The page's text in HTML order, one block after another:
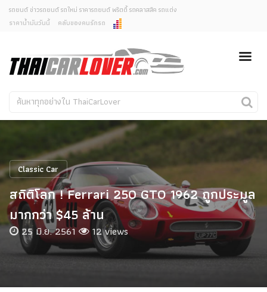
ยกเลิกการแจ้งเตือน
คุณต้องการยกเลิกการแจ้งเตือนข่าวสารเมื่อมีการอัพเดต
ใช่หรือไม่?
ไม่
รถยนต์ ข่าวรถยนต์ รถใหม่ ราคารถยนต์ พริตตี้ รถคลาสสิค รถแต่ง
ราคาน้ำมันวันนี้
คลับของคนรักรถ
รถใหม่
คนรักรถ
รถแต่ง
งานแสดงรถ
Car In The Movie
สเปคราคา รถยนต์
Classic Car
สถิติโลก ! Ferrari 250 GTO 1962 ถูกประมูล
มากกว่า $45 ล้าน
25 มิ.ย. 2561 12 views